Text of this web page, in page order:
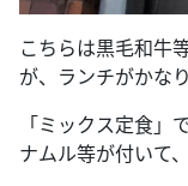
こちらは黒毛和牛
が、ランチがかな
「ミックス定食」
ナムル等が付いて、